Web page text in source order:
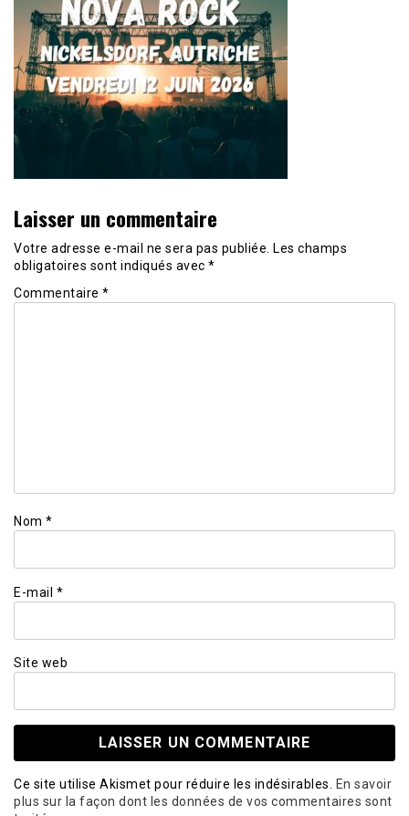
Laisser un commentaire
Votre adresse e-mail ne sera pas publiée.
Les champs
obligatoires sont indiqués avec *
Commentaire *
Nom *
E-mail *
Site web
Ce site utilise Akismet pour réduire les indésirables.
En savoir
plus sur la façon dont les données de vos commentaires sont